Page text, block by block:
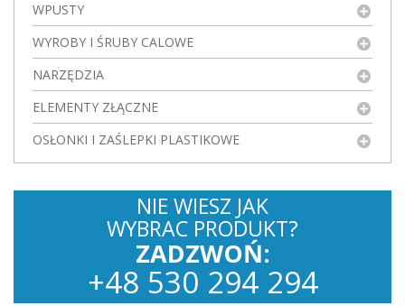
WPUSTY
WYROBY I ŚRUBY CALOWE
NARZĘDZIA
ELEMENTY ZŁĄCZNE
OSŁONKI I ZAŚLEPKI PLASTIKOWE
NIE WIESZ JAK
WYBRAC PRODUKT?
ZADZWOŃ:
+48 530 294 294